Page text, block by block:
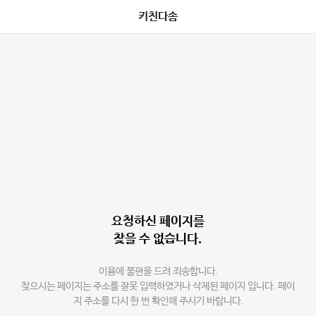
키친다솜
요청하신 페이지를
찾을 수 없습니다.
이용에 불편을 드려 죄송합니다.
찾으시는 페이지는 주소를 잘못 입력하였거나 삭제된 페이지 입니다. 페이
지 주소를 다시 한 번 확인해 주시기 바랍니다.